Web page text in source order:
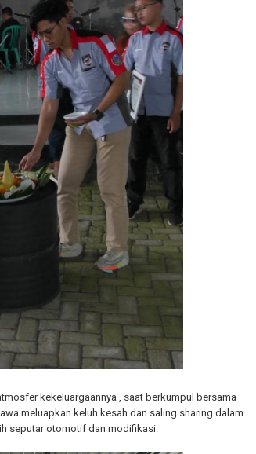
kekeluargaannya , saat berkumpul bersama
meluapkan keluh kesah dan saling sharing dalam
seputar otomotif dan modifikasi.